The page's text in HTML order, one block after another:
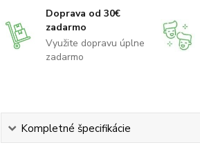
Doprava od 30€
zadarmo
Využite dopravu úplne
zadarmo
Kompletné špecifikácie